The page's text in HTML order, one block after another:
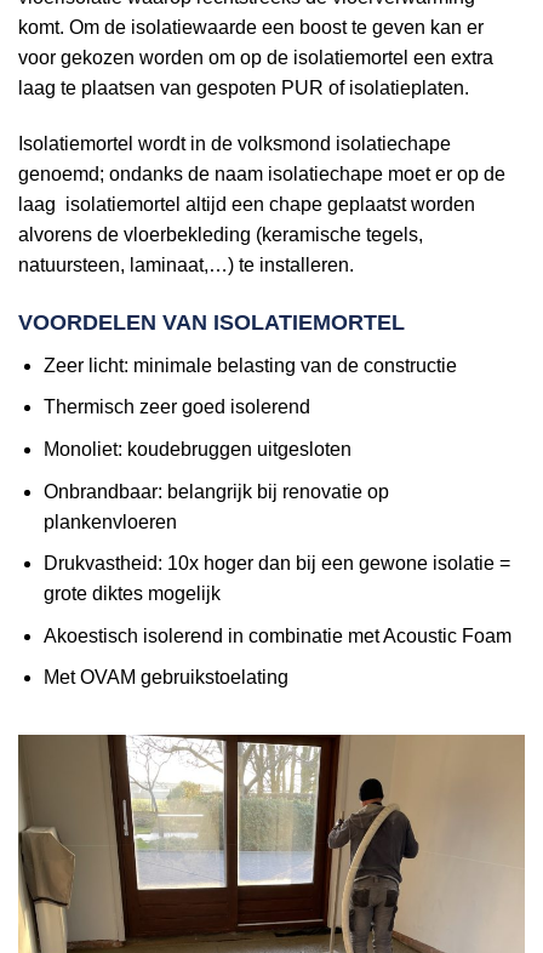
komt. Om de isolatiewaarde een boost te geven kan er
voor gekozen worden om op de isolatiemortel een extra
laag te plaatsen van gespoten PUR of isolatieplaten.
Isolatiemortel wordt in de volksmond isolatiechape
genoemd; ondanks de naam isolatiechape moet er op de
laag isolatiemortel altijd een chape geplaatst worden
alvorens de vloerbekleding (keramische tegels,
natuursteen, laminaat,…) te installeren.
VOORDELEN VAN ISOLATIEMORTEL
Zeer licht: minimale belasting van de constructie
Thermisch zeer goed isolerend
Monoliet: koudebruggen uitgesloten
Onbrandbaar: belangrijk bij renovatie op
plankenvloeren
Drukvastheid: 10x hoger dan bij een gewone isolatie =
grote diktes mogelijk
Akoestisch isolerend in combinatie met Acoustic Foam
Met OVAM gebruikstoelating